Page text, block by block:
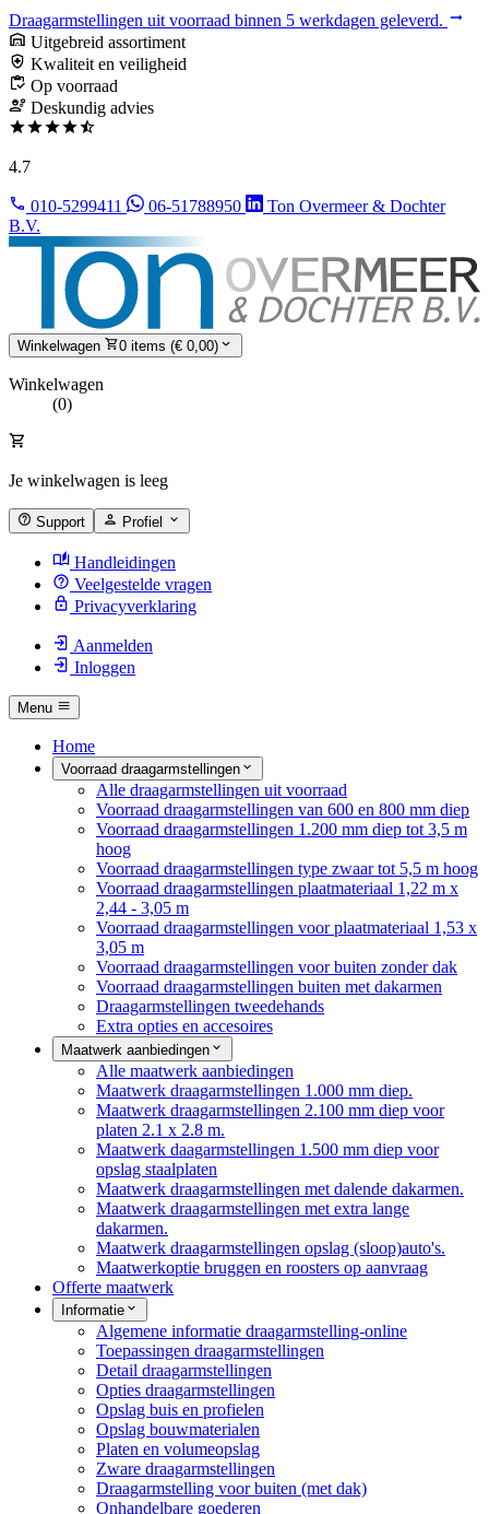
Draagarmstellingen uit voorraad binnen 5 werkdagen geleverd.
Uitgebreid assortiment
Kwaliteit en veiligheid
Op voorraad
Deskundig advies
4.7
010-5299411 06-51788950
Ton Overmeer & Dochter
B.V.
Winkelwagen 0 items (€ 0,00)
Winkelwagen
(0)
Je winkelwagen is leeg
Support Profiel
Handleidingen
Veelgestelde vragen
Privacyverklaring
Aanmelden
Inloggen
Menu
Home
Voorraad draagarmstellingen
Alle draagarmstellingen uit voorraad
Voorraad draagarmstellingen van 600 en 800 mm diep
Voorraad draagarmstellingen 1.200 mm diep tot 3,5 m
hoog
Voorraad draagarmstellingen type zwaar tot 5,5 m hoog
Voorraad draagarmstellingen plaatmateriaal 1,22 m x
2,44 - 3,05 m
Voorraad draagarmstellingen voor plaatmateriaal 1,53 x
3,05 m
Voorraad draagarmstellingen voor buiten zonder dak
Voorraad draagarmstellingen buiten met dakarmen
Draagarmstellingen tweedehands
Extra opties en accesoires
Maatwerk aanbiedingen
Alle maatwerk aanbiedingen
Maatwerk draagarmstellingen 1.000 mm diep.
Maatwerk draagarmstellingen 2.100 mm diep voor
platen 2.1 x 2.8 m.
Maatwerk daagarmstellingen 1.500 mm diep voor
opslag staalplaten
Maatwerk draagarmstellingen met dalende dakarmen.
Maatwerk draagarmstellingen met extra lange
dakarmen.
Maatwerk draagarmstellingen opslag (sloop)auto's.
Maatwerkoptie bruggen en roosters op aanvraag
Offerte maatwerk
Informatie
Algemene informatie draagarmstelling-online
Toepassingen draagarmstellingen
Detail draagarmstellingen
Opties draagarmstellingen
Opslag buis en profielen
Opslag bouwmaterialen
Platen en volumeopslag
Zware draagarmstellingen
Draagarmstelling voor buiten (met dak)
Onhandelbare goederen